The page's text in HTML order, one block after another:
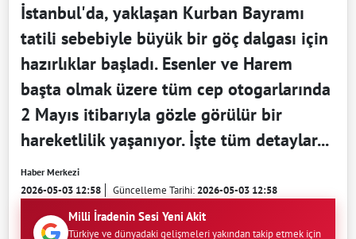
İstanbul'da, yaklaşan Kurban Bayramı
tatili sebebiyle büyük bir göç dalgası için
hazırlıklar başladı. Esenler ve Harem
başta olmak üzere tüm cep otogarlarında
2 Mayıs itibarıyla gözle görülür bir
hareketlilik yaşanıyor. İşte tüm detaylar...
Haber Merkezi
2026-05-03 12:58 Güncelleme Tarihi:2026-05-03 12:58
Milli İradenin Sesi Yeni Akit
Türkiye ve dünyadaki gelişmeleri yakından takip etmek için